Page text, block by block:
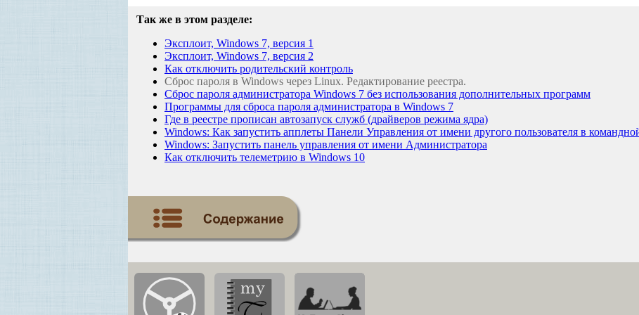
Так же в этом разделе:
Эксплоит, Windows 7, версия 1
Эксплоит, Windows 7, версия 2
Как отключить родительский контроль
Сброс пароля в Windows через Linux. Редактирование реестра.
Сброс пароля администратора Windows 7 без использования дополнительных программ
Программы для сброса пароля администратора в Windows 7
Где в реестре прописан автозапуск служб (драйверов режима ядра)
Windows: Как запустить апплеты Панели Управления от имени другого пользователя в
Windows: Запустить панель управления от имени Администратора
Как отключить телеметрию в Windows 10